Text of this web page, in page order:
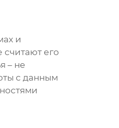
и
его
– не
с данным